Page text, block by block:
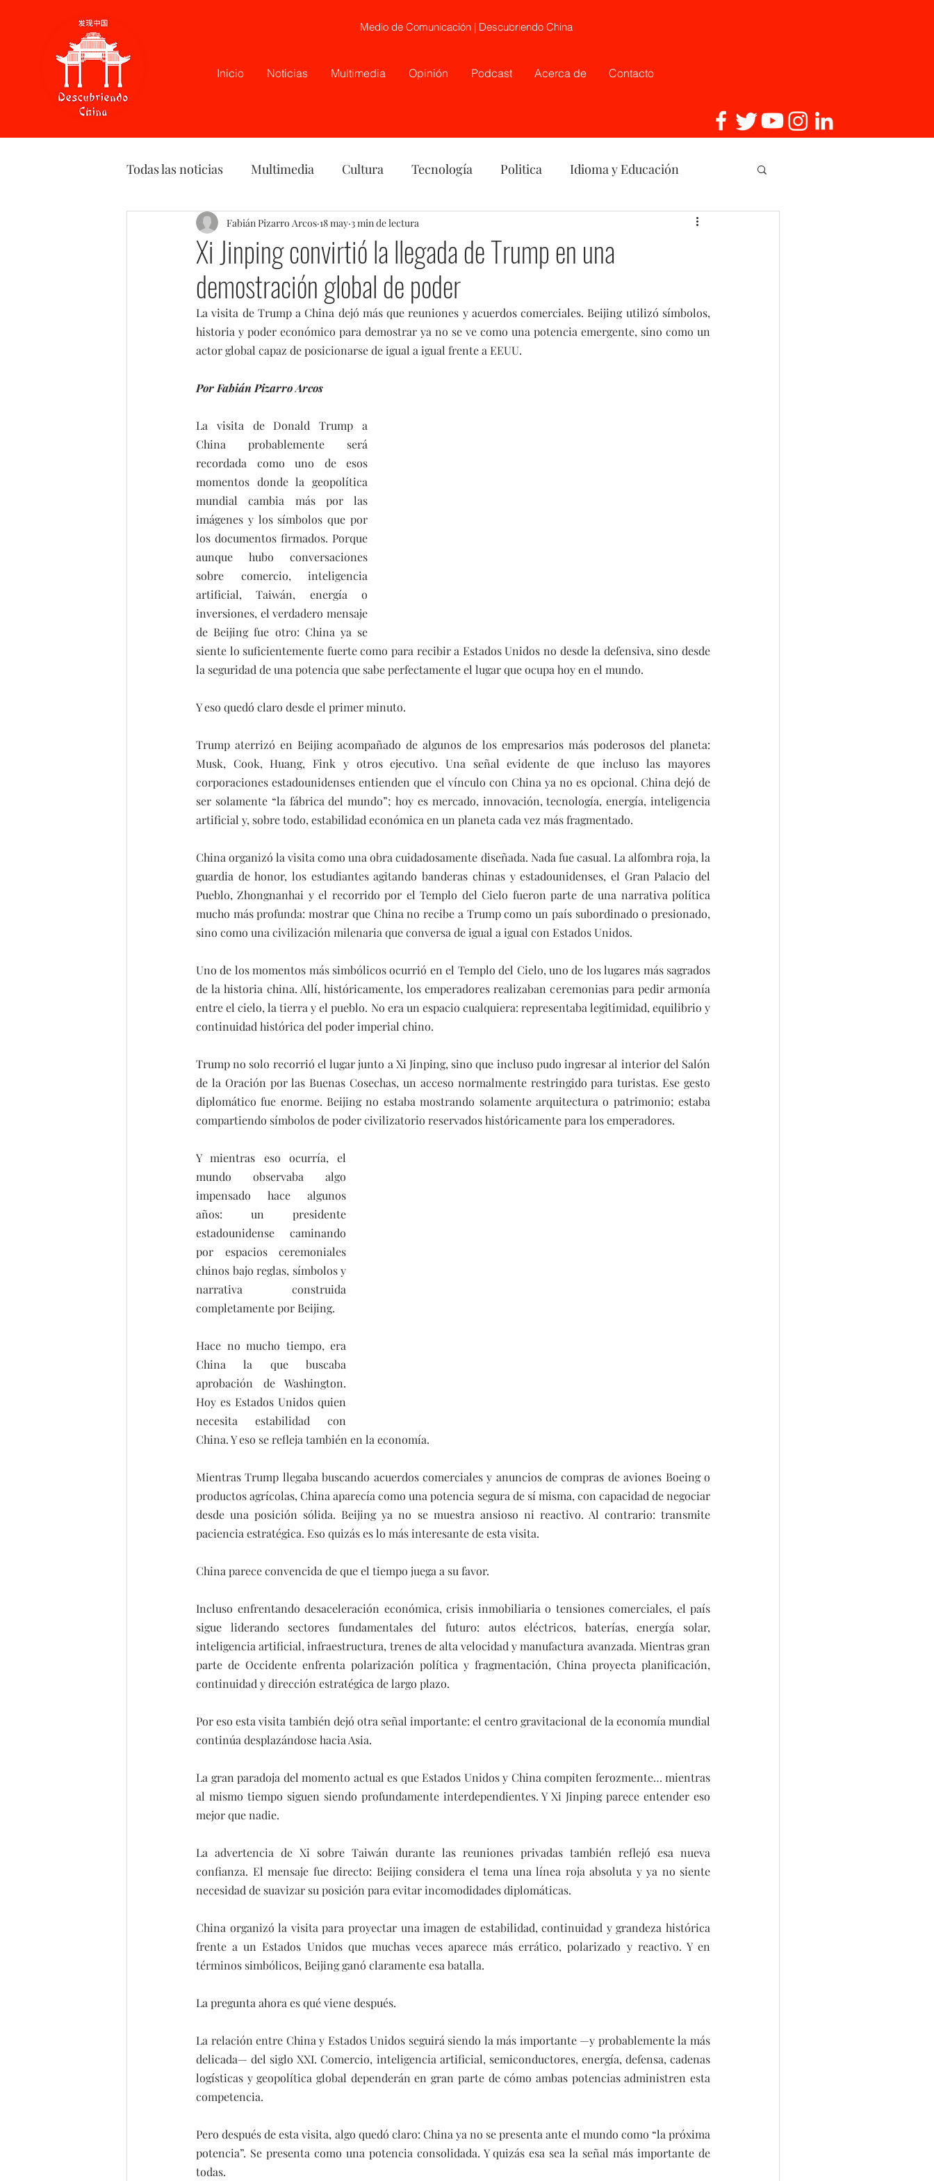
Medio de Comunicación | Descubriendo China
Inicio Noticias Multimedia Opinión Podcast Acerca de Contacto
Todas las noticias Multimedia Cultura Tecnología Politica Idioma y Educación
Podcast Opinión China
Xi Jinping convirtió la llegada de Trump en una
demostración global de poder
Fabián Pizarro Arcos 18 may 3 min de lectura
La visita de Trump a China dejó más que reuniones y acuerdos comerciales. Beijing utilizó símbolos,
historia y poder económico para demostrar ya no se ve como una potencia emergente, sino como un
actor global capaz de posicionarse de igual a igual frente a EEUU.
Por Fabián Pizarro Arcos
La visita de Donald Trump a
China probablemente será
recordada como uno de esos
momentos donde la geopolítica
mundial cambia más por las
imágenes y los símbolos que por
los documentos firmados. Porque
aunque hubo conversaciones
sobre comercio, inteligencia
artificial, Taiwán, energía o
inversiones, el verdadero mensaje
de Beijing fue otro: China ya se
siente lo suficientemente fuerte como para recibir a Estados Unidos no desde la defensiva, sino desde
la seguridad de una potencia que sabe perfectamente el lugar que ocupa hoy en el mundo.
Y eso quedó claro desde el primer minuto.
Trump aterrizó en Beijing acompañado de algunos de los empresarios más poderosos del planeta:
Musk, Cook, Huang, Fink y otros ejecutivo. Una señal evidente de que incluso las mayores
corporaciones estadounidenses entienden que el vínculo con China ya no es opcional. China dejó de
ser solamente “la fábrica del mundo”; hoy es mercado, innovación, tecnología, energía, inteligencia
artificial y, sobre todo, estabilidad económica en un planeta cada vez más fragmentado.
China organizó la visita como una obra cuidadosamente diseñada. Nada fue casual. La alfombra roja, la
guardia de honor, los estudiantes agitando banderas chinas y estadounidenses, el Gran Palacio del
Pueblo, Zhongnanhai y el recorrido por el Templo del Cielo fueron parte de una narrativa política
mucho más profunda: mostrar que China no recibe a Trump como un país subordinado o presionado,
sino como una civilización milenaria que conversa de igual a igual con Estados Unidos.
Uno de los momentos más simbólicos ocurrió en el Templo del Cielo, uno de los lugares más sagrados
de la historia china. Allí, históricamente, los emperadores realizaban ceremonias para pedir armonía
entre el cielo, la tierra y el pueblo. No era un espacio cualquiera: representaba legitimidad, equilibrio y
continuidad histórica del poder imperial chino.
Trump no solo recorrió el lugar junto a Xi Jinping, sino que incluso pudo ingresar al interior del Salón
de la Oración por las Buenas Cosechas, un acceso normalmente restringido para turistas. Ese gesto
diplomático fue enorme. Beijing no estaba mostrando solamente arquitectura o patrimonio; estaba
compartiendo símbolos de poder civilizatorio reservados históricamente para los emperadores.
Y mientras eso ocurría, el
mundo observaba algo
impensado hace algunos
años: un presidente
estadounidense caminando
por espacios ceremoniales
chinos bajo reglas, símbolos y
narrativa construida
completamente por Beijing.
Hace no mucho tiempo, era
China la que buscaba
aprobación de Washington.
Hoy es Estados Unidos quien
necesita estabilidad con
China. Y eso se refleja también en la economía.
Mientras Trump llegaba buscando acuerdos comerciales y anuncios de compras de aviones Boeing o
productos agrícolas, China aparecía como una potencia segura de sí misma, con capacidad de negociar
desde una posición sólida. Beijing ya no se muestra ansioso ni reactivo. Al contrario: transmite
paciencia estratégica. Eso quizás es lo más interesante de esta visita.
China parece convencida de que el tiempo juega a su favor.
Incluso enfrentando desaceleración económica, crisis inmobiliaria o tensiones comerciales, el país
sigue liderando sectores fundamentales del futuro: autos eléctricos, baterías, energía solar,
inteligencia artificial, infraestructura, trenes de alta velocidad y manufactura avanzada. Mientras gran
parte de Occidente enfrenta polarización política y fragmentación, China proyecta planificación,
continuidad y dirección estratégica de largo plazo.
Por eso esta visita también dejó otra señal importante: el centro gravitacional de la economía mundial
continúa desplazándose hacia Asia.
La gran paradoja del momento actual es que Estados Unidos y China compiten ferozmente… mientras
al mismo tiempo siguen siendo profundamente interdependientes. Y Xi Jinping parece entender eso
mejor que nadie.
La advertencia de Xi sobre Taiwán durante las reuniones privadas también reflejó esa nueva
confianza. El mensaje fue directo: Beijing considera el tema una línea roja absoluta y ya no siente
necesidad de suavizar su posición para evitar incomodidades diplomáticas.
China organizó la visita para proyectar una imagen de estabilidad, continuidad y grandeza histórica
frente a un Estados Unidos que muchas veces aparece más errático, polarizado y reactivo. Y en
términos simbólicos, Beijing ganó claramente esa batalla.
La pregunta ahora es qué viene después.
La relación entre China y Estados Unidos seguirá siendo la más importante —y probablemente la más
delicada— del siglo XXI. Comercio, inteligencia artificial, semiconductores, energía, defensa, cadenas
logísticas y geopolítica global dependerán en gran parte de cómo ambas potencias administren esta
competencia.
Pero después de esta visita, algo quedó claro: China ya no se presenta ante el mundo como “la próxima
potencia”. Se presenta como una potencia consolidada. Y quizás esa sea la señal más importante de
todas.